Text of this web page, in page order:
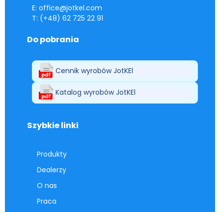
E: office@jotkel.com
T: (+48) 62 725 22 91
Do pobrania
Cennik wyrobów JotKEl
Katalog wyrobów JotKEl
Szybkie linki
Produkty
Dealerzy
O nas
Praca